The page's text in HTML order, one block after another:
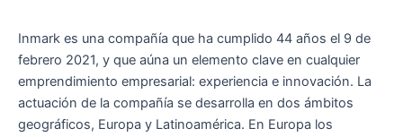
Inmark es una compañía que ha cumplido 44 años el 9 de
febrero 2021, y que aúna un elemento clave en cualquier
emprendimiento empresarial: experiencia e innovación. La
actuación de la compañía se desarrolla en dos ámbitos
geográficos, Europa y Latinoamérica. En Europa los